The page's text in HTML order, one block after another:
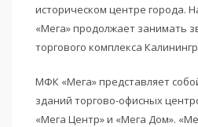
историческом центре города.
«Мега» продолжает занимать
торгового комплекса
МФК «Мега» представляет
зданий торгово-офисных
«Мега Центр» и «Мега Дом».